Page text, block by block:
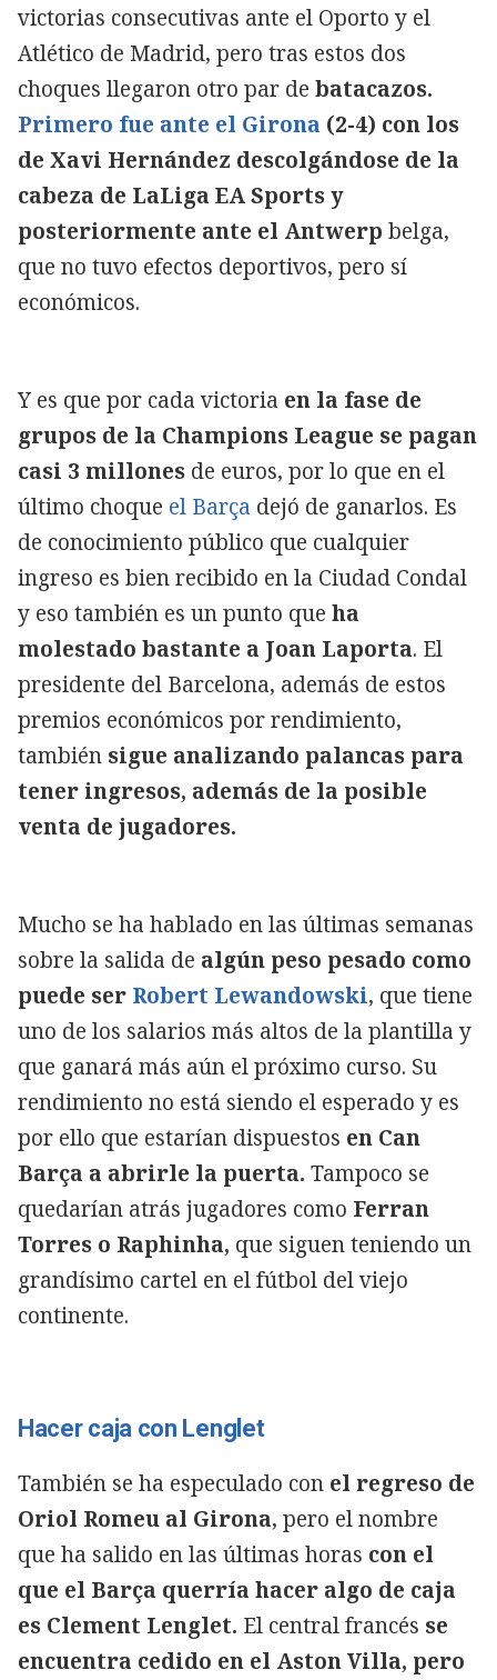
victorias consecutivas ante el Oporto y el
Atlético de Madrid, pero tras estos dos
choques llegaron otro par de batacazos.
Primero fue ante el Girona (2-4) con los
de Xavi Hernández descolgándose de la
cabeza de LaLiga EA Sports y
posteriormente ante el Antwerp belga,
que no tuvo efectos deportivos, pero sí
económicos.
Y es que por cada victoria en la fase de
grupos de la Champions League se pagan
casi 3 millones de euros, por lo que en el
último choque el Barça dejó de ganarlos. Es
de conocimiento público que cualquier
ingreso es bien recibido en la Ciudad Condal
y eso también es un punto que ha
molestado bastante a Joan Laporta. El
presidente del Barcelona, además de estos
premios económicos por rendimiento,
también sigue analizando palancas para
tener ingresos, además de la posible
venta de jugadores.
Mucho se ha hablado en las últimas semanas
sobre la salida de algún peso pesado como
puede ser Robert Lewandowski, que tiene
uno de los salarios más altos de la plantilla y
que ganará más aún el próximo curso. Su
rendimiento no está siendo el esperado y es
por ello que estarían dispuestos en Can
Barça a abrirle la puerta. Tampoco se
quedarían atrás jugadores como Ferran
Torres o Raphinha, que siguen teniendo un
grandísimo cartel en el fútbol del viejo
continente.
Hacer caja con Lenglet
También se ha especulado con el regreso de
Oriol Romeu al Girona, pero el nombre
que ha salido en las últimas horas con el
que el Barça querría hacer algo de caja
es Clement Lenglet. El central francés se
encuentra cedido en el Aston Villa, pero